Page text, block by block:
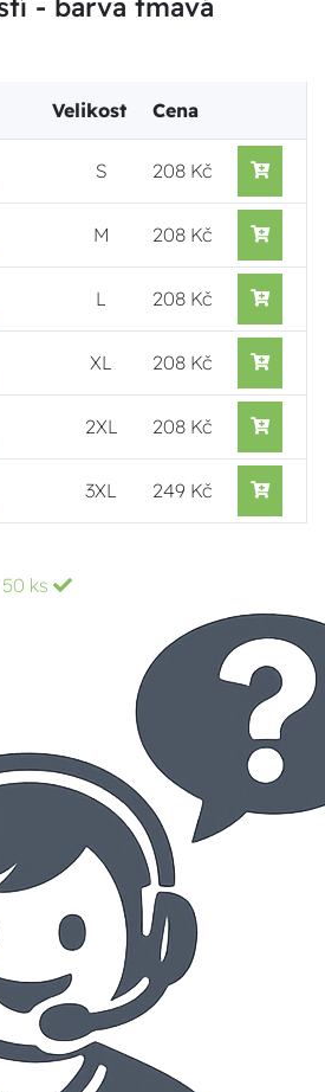
- barva tmavá
Velikost
Cena
S 208 Kč
M 208 Kč
L 208 Kč
XL 208 Kč
2XL 208 Kč
3XL 249 Kč
50 ks